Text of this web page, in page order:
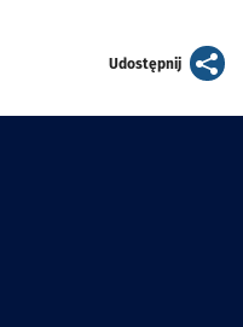
Udostępnijartykuł